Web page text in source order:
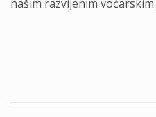
našim razvijenim